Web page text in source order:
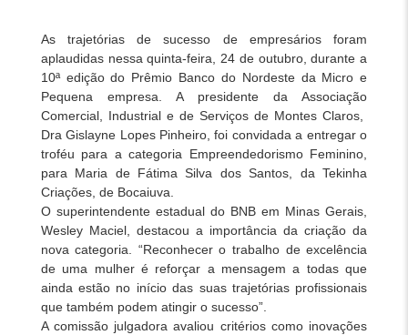
As trajetórias de sucesso de empresários foram
aplaudidas nessa quinta-feira, 24 de outubro, durante a
10ª edição do Prêmio Banco do Nordeste da Micro e
Pequena empresa. A presidente da Associação
Comercial, Industrial e de Serviços de Montes Claros,
Dra Gislayne Lopes Pinheiro, foi convidada a entregar o
troféu para a categoria Empreendedorismo Feminino,
para Maria de Fátima Silva dos Santos, da Tekinha
Criações, de Bocaiuva.
O superintendente estadual do BNB em Minas Gerais,
Wesley Maciel, destacou a importância da criação da
nova categoria. “Reconhecer o trabalho de excelência
de uma mulher é reforçar a mensagem a todas que
ainda estão no início das suas trajetórias profissionais
que também podem atingir o sucesso”.
A comissão julgadora avaliou critérios como inovações